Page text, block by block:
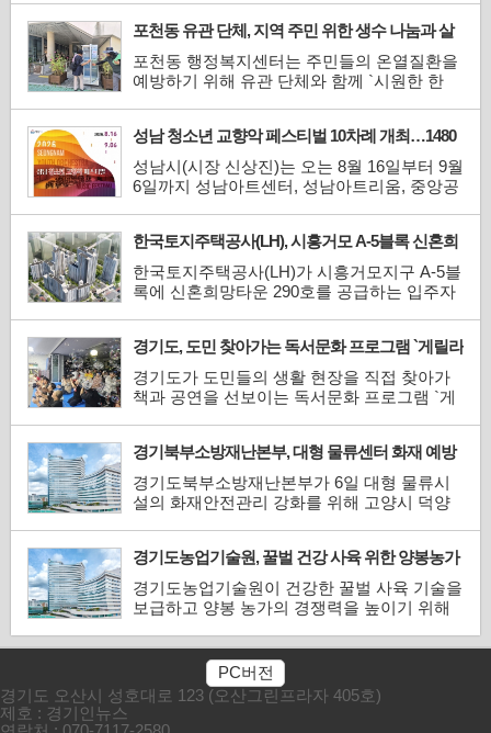
주재한 이날 보고회에는 국·소장과 각 부서장
이 참석했다. 참석자들은 민선 9기 시정 표어
인 `담대한 도전 빛나는 구리`를 실현하기 위
한 분야별 공약 ...
포천동 유관 단체, 지역 주민 위한 생수 나눔과 살
수차 운영
포천동 행정복지센터는 주민들의 온열질환을
예방하기 위해 유관 단체와 함께 `시원한 한
천농협신읍지점, 신읍누리어울림센터Ⅱ, 포천
초등학교 정문 인근, 강병원 인근 대성철물점)
에서 생수 냉장고를 운영한다. 포천동 체육회,
포천농협, 포천제일...
성남 청소년 교향악 페스티벌 10차례 개최…1480
명 음악가 무대
성남시(시장 신상진)는 오는 8월 16일부터 9월
6일까지 성남아트센터, 성남아트리움, 중앙공
다.이번 페스티벌은 청소년 음악가들에게 전
문 무대에서 기량을 펼칠 기회를 제공하고, 시
민들에겐 수준 높은 클래식 공연을 선보이기
위해 마련됐다.지난 5월 오...
한국토지주택공사(LH), 시흥거모 A-5블록 신혼희
망타운 290호 공급
한국토지주택공사(LH)가 시흥거모지구 A-5블
록에 신혼희망타운 290호를 공급하는 입주자
로, 총 435호 규모의 혼합단지 중 290호가 이
번에 공급된다. 공급 주택은 전 세대 55㎡ 단
일 평형으로 구성되며, 55A, 55A1, 55B, 55B1
등 4개 타입으로 나뉜다.단지 내부에...
경기도, 도민 찾아가는 독서문화 프로그램 `게릴라
버스킹` 운영
경기도가 도민들의 생활 현장을 직접 찾아가
책과 공연을 선보이는 독서문화 프로그램 `게
뿐 아니라 복지관, 장애인학교, 병원, 지역아동
센터 등 도민의 일상 공간을 직접 방문한다.해
당 프로그램은 책과 공연, 북큐레이션을 함께
제공하는 참여형 방...
경기북부소방재난본부, 대형 물류센터 화재 예방
특별 현장 점검
경기도북부소방재난본부가 6일 대형 물류시
설의 화재안전관리 강화를 위해 고양시 덕양
고양1센터는 경기 북부 물류센터 중 최대 규모
를 자랑하는 소방안전관리 특급 대상물이다.
이 날의 점검은 지난달 18일 발생한 인천 쿠팡
물류센터 화재에 따른 ...
경기도농업기술원, 꿀벌 건강 사육 위한 양봉농가
전문교육 실시
경기도농업기술원이 건강한 꿀벌 사육 기술을
보급하고 양봉 농가의 경쟁력을 높이기 위해
일, 8월 31일, 9월 30일 등 총 3회에 걸쳐 경기
도농업기술원에서 진행된다.이 날 1회차 교육
에서는 길의준 국립경북대학교 교수가 강사로
나섰다. 길 교수는 `꿀벌응애·바이러스 종류
및 대응`을 주제로...
PC버전
경기도 오산시 성호대로 123 (오산그린프라자 405호)
제호 : 경기인뉴스